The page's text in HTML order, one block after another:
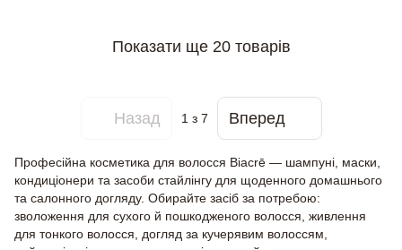
Показати ще 20 товарів
Назад 1 з 7 Вперед
Професійна косметика для волосся Biacrē — шампуні, маски,
кондиціонери та засоби стайлінгу для щоденного домашнього
та салонного догляду. Обирайте засіб за потребою:
зволоження для сухого й пошкодженого волосся, живлення
для тонкого волосся, догляд за кучерявим волоссям,